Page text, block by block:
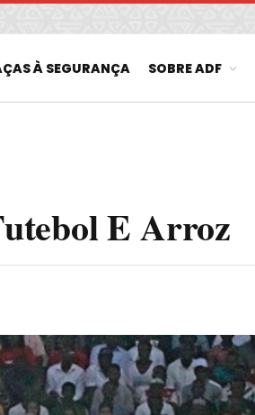
À SEGURANÇA SOBRE ADF
E Arroz